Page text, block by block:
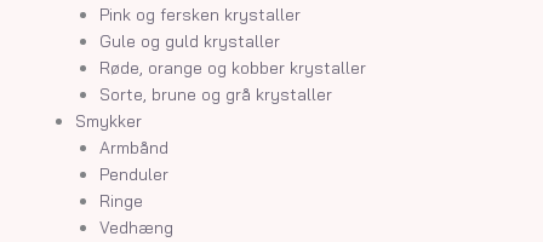
Pink og fersken krystaller
Gule og guld krystaller
Røde, orange og kobber krystaller
Sorte, brune og grå krystaller
Smykker
Armbånd
Penduler
Ringe
Vedhæng